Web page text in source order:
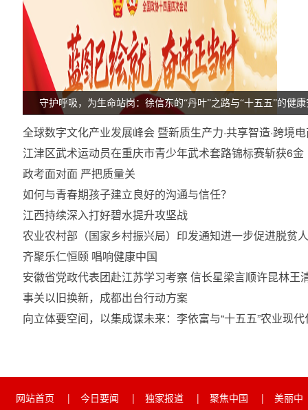
守护呼吸，为生命站岗：徐信东的“丹叶”之路与“十五五”的
全球数字文化产业发展峰会 暨新质生产力·共享智造·跨境
江津区武术运动员在重庆市青少年武术套路锦标赛斩获6金
政考面对面 严把质量关
如何与青春期孩子建立良好的沟通与信任？
江西持续深入打好碧水提升攻坚战
农业农村部（国家乡村振兴局）印发通知进一步促进脱贫
齐聚乐仁恒颐 唱响健康中国
安徽省党政代表团赴江苏学习考察 信长星梁言顺许昆林王
事关以旧换新，成都出台行动方案
向立体要空间，以集成谋未来：李依富与“十五五”农业现
网站首页 | 今日要闻 | 独家报道 | 聚焦中国 |
美丽中